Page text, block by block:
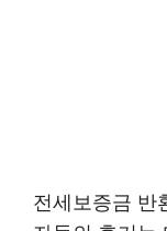
전세보증금 반